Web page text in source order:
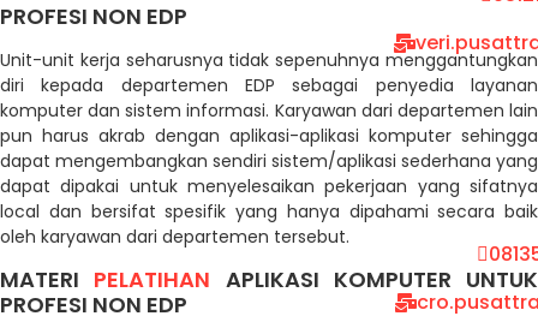
PROFESI NON EDP
Unit-unit kerja seharusnya tidak sepenuhnya menggantungkan
diri kepada departemen EDP sebagai penyedia layanan
komputer dan sistem informasi. Karyawan dari departemen lain
pun harus akrab dengan aplikasi-aplikasi komputer sehingga
dapat mengembangkan sendiri sistem/aplikasi sederhana yang
dapat dipakai untuk menyelesaikan pekerjaan yang sifatnya
local dan bersifat spesifik yang hanya dipahami secara baik
oleh karyawan dari departemen tersebut.
MATERI PELATIHAN APLIKASI KOMPUTER UNTUK
PROFESI NON EDP